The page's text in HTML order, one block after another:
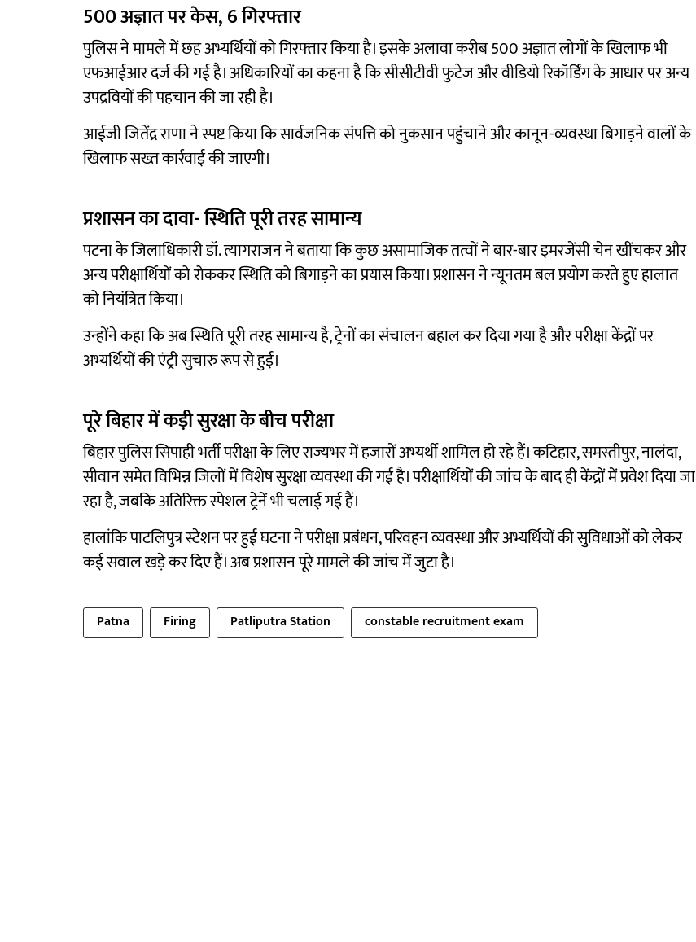
500 अज्ञात पर केस, 6 गिरफ्तार
पुलिस ने मामले में छह अभ्यर्थियों को गिरफ्तार किया है। इसके अलावा करीब 500 अज्ञात लोगों के खिलाफ भी
एफआईआर दर्ज की गई है। अधिकारियों का कहना है कि सीसीटीवी फुटेज और वीडियो रिकॉर्डिंग के आधार पर अन्य
उपद्रवियों की पहचान की जा रही है।
आईजी जितेंद्र राणा ने स्पष्ट किया कि सार्वजनिक संपत्ति को नुकसान पहुंचाने और कानून-व्यवस्था बिगाड़ने वालों के
खिलाफ सख्त कार्रवाई की जाएगी।
प्रशासन का दावा- स्थिति पूरी तरह सामान्य
पटना के जिलाधिकारी डॉ. त्यागराजन ने बताया कि कुछ असामाजिक तत्वों ने बार-बार इमरजेंसी चेन खींचकर और
अन्य परीक्षार्थियों को रोककर स्थिति को बिगाड़ने का प्रयास किया। प्रशासन ने न्यूनतम बल प्रयोग करते हुए हालात
को नियंत्रित किया।
उन्होंने कहा कि अब स्थिति पूरी तरह सामान्य है, ट्रेनों का संचालन बहाल कर दिया गया है और परीक्षा केंद्रों पर
अभ्यर्थियों की एंट्री सुचारु रूप से हुई।
पूरे बिहार में कड़ी सुरक्षा के बीच परीक्षा
बिहार पुलिस सिपाही भर्ती परीक्षा के लिए राज्यभर में हजारों अभ्यर्थी शामिल हो रहे हैं। कटिहार, समस्तीपुर, नालंदा,
सीवान समेत विभिन्न जिलों में विशेष सुरक्षा व्यवस्था की गई है। परीक्षार्थियों की जांच के बाद ही केंद्रों में प्रवेश दिया जा
रहा है, जबकि अतिरिक्त स्पेशल ट्रेनें भी चलाई गई हैं।
हालांकि पाटलिपुत्र स्टेशन पर हुई घटना ने परीक्षा प्रबंधन, परिवहन व्यवस्था और अभ्यर्थियों की सुविधाओं को लेकर
कई सवाल खड़े कर दिए हैं। अब प्रशासन पूरे मामले की जांच में जुटा है।
Patna Firing Patliputra Station constable recruitment exam